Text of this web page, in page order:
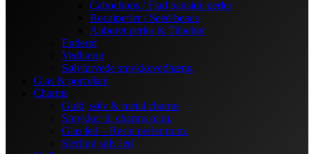
Cabochons / Flad bagside perler
Rocaiperler / Seed beads
Anboret perler & Tilbehør
Enderør
Vedhæng
Sølvfarvede smykkevedhæng
Glas & porcelæn
Charms
Guld, sølv & metal charms
Smykker til charms m.m.
Glas led – Resin perler m.m.
Sterling sølv led